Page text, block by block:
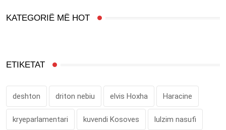
KATEGORIË MË HOT
ETIKETAT
deshton driton nebiu elvis Hoxha Haracine
kryeparlamentari kuvendi Kosoves lulzim nasufi